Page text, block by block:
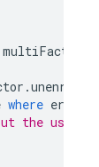
multiFactor
.unenroll
where error
the user